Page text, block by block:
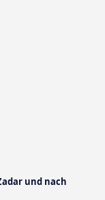
und nach